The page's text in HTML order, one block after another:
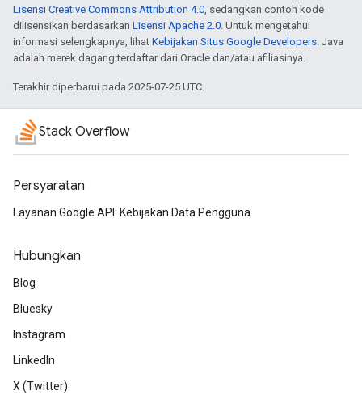
Lisensi Creative Commons Attribution 4.0, sedangkan contoh kode
dilisensikan berdasarkan Lisensi Apache 2.0. Untuk mengetahui
informasi selengkapnya, lihat Kebijakan Situs Google Developers. Java
adalah merek dagang terdaftar dari Oracle dan/atau afiliasinya.
Terakhir diperbarui pada 2025-07-25 UTC.
Stack Overflow
Persyaratan
Layanan Google API: Kebijakan Data Pengguna
Hubungkan
Blog
Bluesky
Instagram
LinkedIn
X (Twitter)